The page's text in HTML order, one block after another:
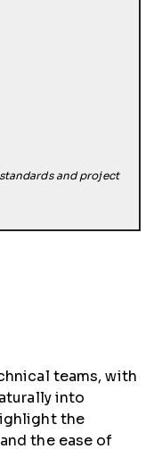
and project
teams, with
into
the
the ease of